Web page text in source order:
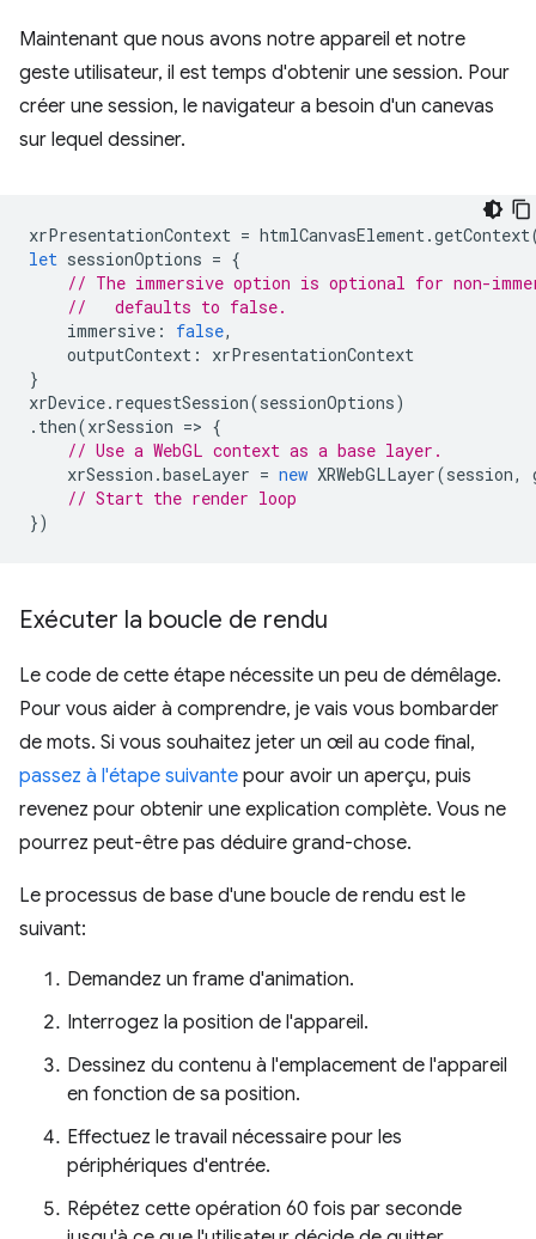
Maintenant que nous avons notre appareil et notre
geste utilisateur, il est temps d'obtenir une session. Pour
créer une session, le navigateur a besoin d'un canevas
sur lequel dessiner.
xrPresentationContext = htmlCanvasElement.getContext
let sessionOptions = {
// The immersive option is optional for non-
//   defaults to false.
immersive : false,
outputContext :
xrPresentationContext
}
xrDevice. requestSession(sessionOptions)
. then(xrSession => {
// Use a WebGL context as a base layer.
xrSession .baseLayer = new XRWebGLLayer(session,
// Start the render loop
})
Exécuter la boucle de rendu
Le code de cette étape nécessite un peu de démêlage.
Pour vous aider à comprendre, je vais vous bombarder
de mots. Si vous souhaitez jeter un œil au code final,
passez à l'étape suivante pour avoir un aperçu, puis
revenez pour obtenir une explication complète. Vous ne
pourrez peut-être pas déduire grand-chose.
Le processus de base d'une boucle de rendu est le
suivant:
Demandez un frame d'animation.
Interrogez la position de l'appareil.
Dessinez du contenu à l'emplacement de l'appareil
en fonction de sa position.
Effectuez le travail nécessaire pour les
périphériques d'entrée.
Répétez cette opération 60 fois par seconde